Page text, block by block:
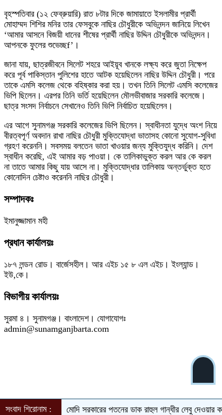
সংবাদ শিরোনাম : মোদি সরকারের পতনের ডাক রাহুল গান্ধীরলেবু দেওয়ার কথা
বৃহস্পতিবার (১২ ফেব্রুয়ারি) রাত ৮টার দিকে জামায়াতে ইসলামীর প্রার্থী
মোহাম্মদ শিশির মনির তার ফেসবুকে নাছির চৌধুরীকে অভিনন্দন জানিয়ে লিখেন
‘আমার আসনে বিজয়ী ধানের শীষের প্রার্থী নাছির উদ্দিন চৌধুরীকে অভিনন্দন।
আপনকে ফুলের শুভেচ্ছf’।
জানা যায়, ছাত্রজীবনে সিলেট শহরে আইয়ূব খানকে লক্ষ্য করে জুতা নিক্ষেপ
করে পূর্ব পাকিস্তান পুলিশের হাতে আটক হয়েছিলেন নাছির উদ্দিন চৌধুরী। পরে
তাকে এমসি কলেজ থেকে বহিষ্কার করা হয়। তখন তিনি সিলেট এমসি কলেজের
ভিপি ছিলেন। এরপর তিনি ভর্তি হয়েছিলেন মৌলভীবাজার সরকারি কলেজে।
ছাত্র সংসদ নির্বাচনে সেখানেও তিনি ভিপি নির্বাচিত হয়েছিলেন।
এর আগে সুনামগঞ্জ সরকারি কলেজের ভিপি ছিলেন। স্বাধীনতা যুদ্ধে অংশ নিয়ে
বীরত্বপূর্ণ অবদান রাখা নাছির চৌধুরী মুক্তিযোদ্ধা ভাতাসহ কোনো সুযোগ-সুবিধা
গ্রহণ করেননি। সবসময় বলতেন ভাতা খাওয়ার জন্য মুক্তিযুদ্ধ করিনি। দেশ
স্বাধীন করেছি, এই আমার বড় পাওয়া। কে তালিকাভুক্ত করল আর কে করল
না তাতে আমার কিছু যায় আসে না। মুক্তিযোদ্ধার তালিকায় অন্তর্ভুক্ত হতে
কোনোদিন চেষ্টাও করেননি নাছির চৌধুরী।
সম্পাদকঃ
ইমানুজ্জামান মহী
প্রধান কার্যালয়ঃ
১৮৭ লন্ডন রোড। বার্জেসহীল। আর এইচ ১৫ ৮ এল এইচ। ইংল্যান্ড।
ইউ,কে।
বিভাগীয় কার্যালয়ঃ
সুরমা ৪। সুনামগঞ্জ। বাংলাদেশ। যোগাযোগঃ
admin@sunamganjbarta.com